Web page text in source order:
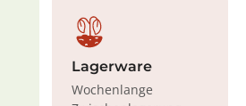
Lagerware
Wochenlange